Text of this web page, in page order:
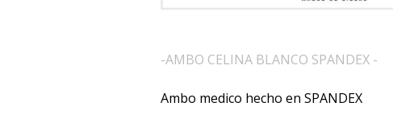
-AMBO CELINA BLANCO SPANDEX -
Ambo medico hecho en SPANDEX